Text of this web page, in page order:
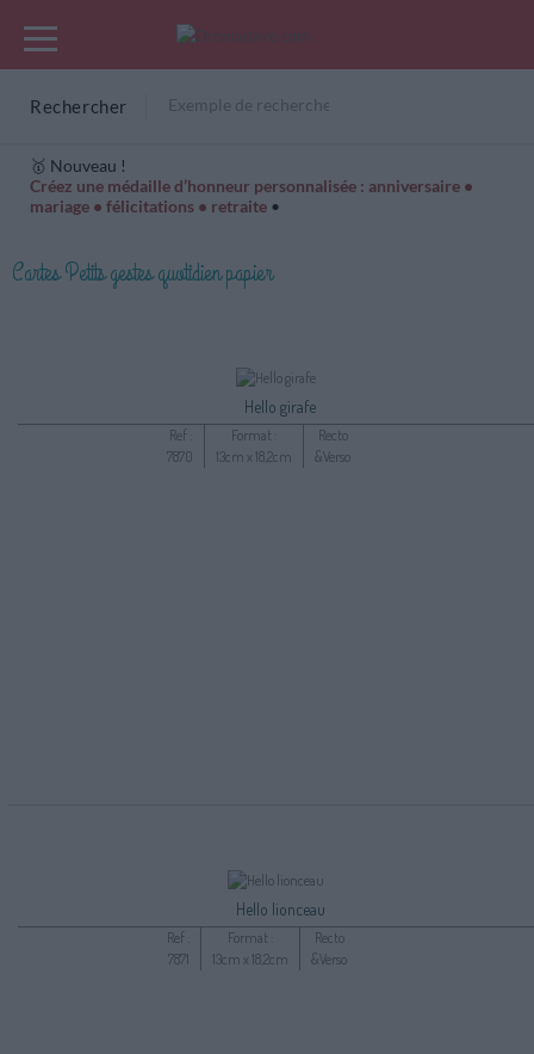
Rechercher
🥇 Nouveau !
Créez une médaille d’honneur personnalisée : anniversaire •
mariage • félicitations • retraite •
Cartes Hiver Cadeaux années de naissance
Cartes Petits gestes quotidien papier
Hello girafe
Ref :
7870
Format :
13cm x 18,2cm
Recto
&Verso
Hello lionceau
Ref :
7871
Format :
13cm x 18,2cm
Recto
&Verso